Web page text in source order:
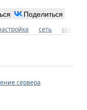
Поделиться
сеть
сервера